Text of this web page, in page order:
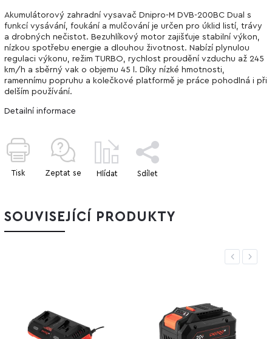
Akumulátorový zahradní vysavač Dnipro-M DVB-200BC Dual s
funkcí vysávání, foukání a mulčování je určen pro úklid listí, trávy
a drobných nečistot. Bezuhlíkový motor zajišťuje stabilní výkon,
nízkou spotřebu energie a dlouhou životnost. Nabízí plynulou
regulaci výkonu, režim TURBO, rychlost proudění vzduchu až 245
km/h a sběrný vak o objemu 45 l. Díky nízké hmotnosti,
ramennímu popruhu a kolečkové platformě je práce pohodlná i při
delším používání.
Detailní informace
Tisk Zeptat se Hlídat Sdílet
SOUVISEJÍCÍ PRODUKTY
Previous
Next